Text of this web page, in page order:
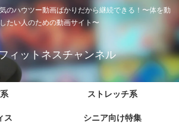
のハウツー動画ばかりだから継続できる！〜体を動
たい人のための動画サイト〜
ィットネスチャンネル
ストレッチ系
ス シニア向け特集